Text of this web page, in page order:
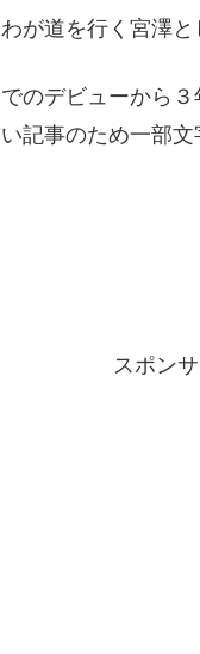
が道を行く宮澤と
のデビューから
記事のため一部文
スポン